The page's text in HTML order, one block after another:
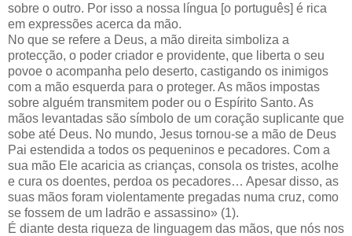
sobre o outro. Por isso a nossa língua [o português] é rica
em expressões acerca da mão.
No que se refere a Deus, a mão direita simboliza a
protecção, o poder criador e providente, que liberta o seu
povoe o acompanha pelo deserto, castigando os inimigos
com a mão esquerda para o proteger. As mãos impostas
sobre alguém transmitem poder ou o Espírito Santo. As
mãos levantadas são símbolo de um coração suplicante que
sobe até Deus. No mundo, Jesus tornou-se a mão de Deus
Pai estendida a todos os pequeninos e pecadores. Com a
sua mão Ele acaricia as crianças, consola os tristes, acolhe
e cura os doentes, perdoa os pecadores… Apesar disso, as
suas mãos foram violentamente pregadas numa cruz, como
se fossem de um ladrão e assassino» (1).
É diante desta riqueza de linguagem das mãos, que nós nos